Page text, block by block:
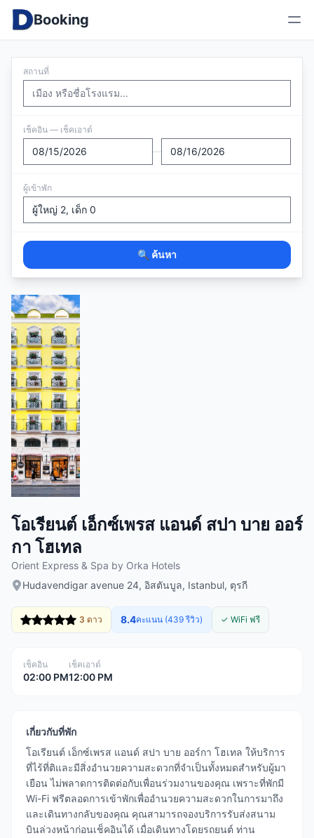
Booking
สถานที่
เช็คอิน — เช็คเอาต์
—
ผู้เข้าพัก
🔍 ค้นหา
โอเรียนต์ เอ็กซ์เพรส แอนด์ สปา บาย ออร์
กา โฮเทล
Orient Express & Spa by Orka Hotels
Hudavendigar avenue 24, อิสตันบูล, Istanbul, ตุรกี
3 ดาว 8.4คะแนน (439 รีวิว) ✓ WiFi ฟรี
เช็คอิน
02:00 PM
เช็คเอาต์
12:00 PM
เกี่ยวกับที่พัก
โอเรียนต์ เอ็กซ์เพรส แอนด์ สปา บาย ออร์กา โฮเทล ให้บริการ
ที่ไร้ที่ติและมีสิ่งอำนวยความสะดวกที่จำเป็นทั้งหมดสำหรับผู้มา
เยือน ไม่พลาดการติดต่อกับเพื่อนร่วมงานของคุณ เพราะที่พักมี
Wi-Fi ฟรีตลอดการเข้าพักเพื่ออำนวยความสะดวกในการมาถึง
และเดินทางกลับของคุณ คุณสามารถจองบริการรับส่งสนาม
บินล่วงหน้าก่อนเช็คอินได้ เมื่อเดินทางโดยรถยนต์ ท่าน